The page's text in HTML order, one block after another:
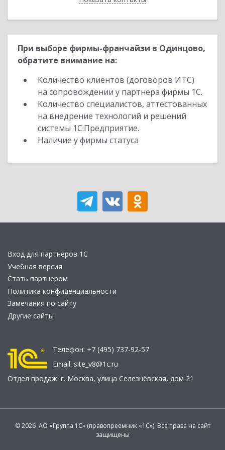
При выборе фирмы-франчайзи в Одинцово,
обратите внимание на:
Количество клиентов (договоров ИТС)
на сопровождении у партнера фирмы 1С.
Количество специалистов, аттестованных
на внедрение технологий и решений
системы 1С:Предприятие.
Наличие у фирмы статуса
Вход для партнеров 1С
Учебная версия
Стать партнером
Политика конфиденциальности
Замечания по сайту
Другие сайты
Телефон: +7 (495) 737-92-57
Email: site_v8@1c.ru
Отдел продаж: г. Москва, улица Селезнёвская, дом 21
© 2026 АО «Группа 1С» (правопреемник «1С»). Все права на сайт
защищены